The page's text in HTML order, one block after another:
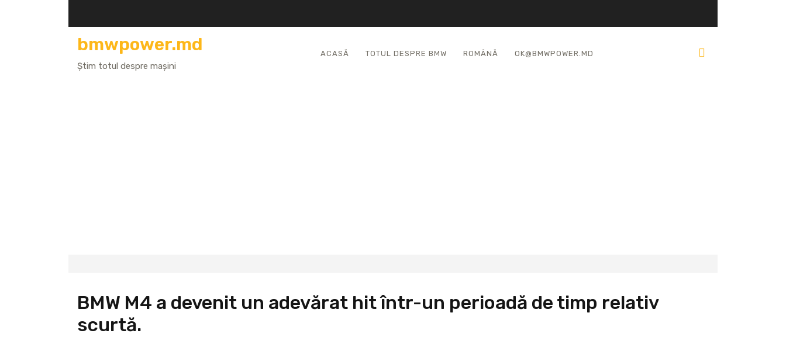
bmwpower.md
Știm totul despre mașini
ACASĂ TOTUL DESPRE BMW ROMÂNĂ OK@BMWPOWER.MD
BMW M4 a devenit un adevărat hit într-un perioadă de timp relativ
scurtă.